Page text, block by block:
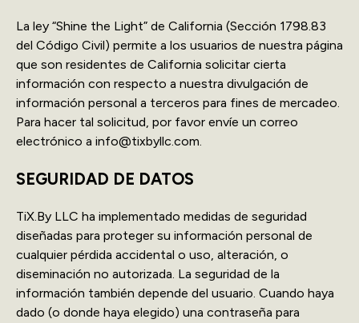
La ley “Shine the Light” de California (Sección 1798.83
del Código Civil) permite a los usuarios de nuestra página
que son residentes de California solicitar cierta
información con respecto a nuestra divulgación de
información personal a terceros para fines de mercadeo.
Para hacer tal solicitud, por favor envíe un correo
electrónico a info@tixbyllc.com.
SEGURIDAD DE DATOS
TiX.By LLC ha implementado medidas de seguridad
diseñadas para proteger su información personal de
cualquier pérdida accidental o uso, alteración, o
diseminación no autorizada. La seguridad de la
información también depende del usuario. Cuando haya
dado (o donde haya elegido) una contraseña para